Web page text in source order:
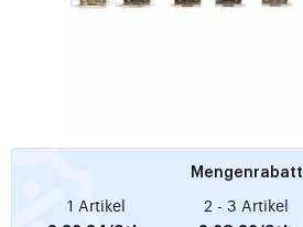
Mengenrabatt
1 Artikel 2 - 3 Artikel